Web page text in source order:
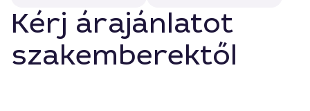
Kérj árajánlatot
szakemberektől